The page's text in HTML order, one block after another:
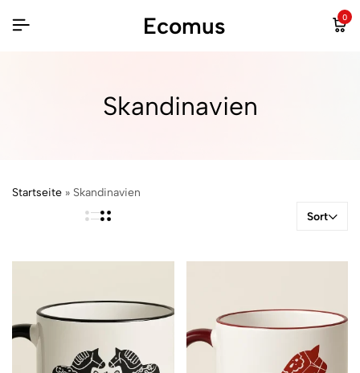
Ecomus 0
Skandinavien
Startseite » Skandinavien
Sort